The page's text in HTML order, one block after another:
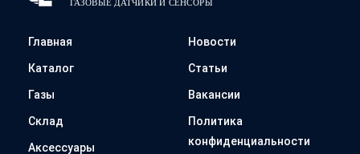
Главная
Каталог
Газы
Склад
Аксессуары
Новости
Статьи
Вакансии
Политика
конфиденциальности